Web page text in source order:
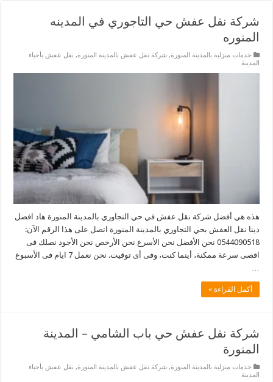
شركة نقل عفش حي التاجوري في المدينه
المنوره
خدمات منزلية بالمدينة المنورة,شركة نقل عفش بالمدينة المنورة, نقل عفش بأحياء
المدينة
هذه هي أفضل شركة نقل عفش في حي التجاوري بالمدينة المنورة هاد افضل
دينا نقل العفش بحي التجاوري بالمدينة المنورة اتصل على هذا الرقم الآن:
0544090518 نحن الأفضل نحن الأسرع نحن الأرخص نحن الأجود نصلك فى
اقصى سرعة ممكنة، أينما كنت، وفى أى توقيت. نحن نعمل 7 ايام فى الأسبوع
أكمل القراءة »
شركة نقل عفش حي باب الشامي – المدينة
المنورة
خدمات منزلية بالمدينة المنورة,شركة نقل عفش بالمدينة المنورة, نقل عفش بأحياء
المدينة